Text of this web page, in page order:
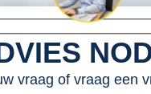
vraag of vraag een